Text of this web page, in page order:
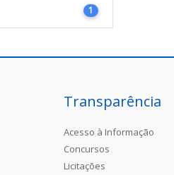
1
Transparência
Acesso à Informação
Concursos
Licitações